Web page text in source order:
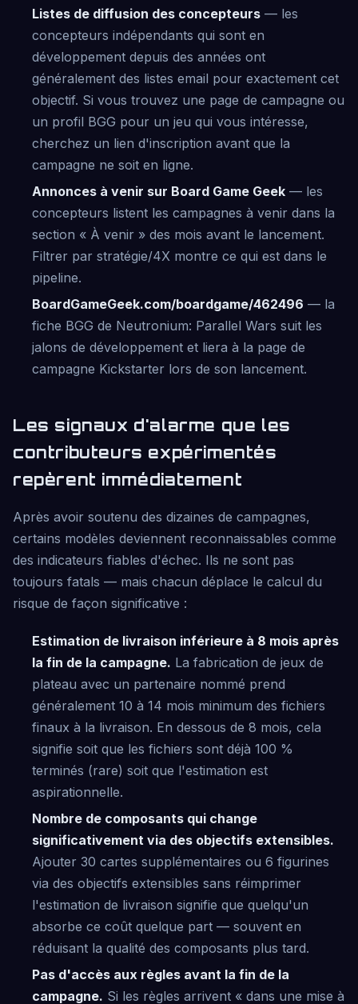
Listes de diffusion des concepteurs — les
concepteurs indépendants qui sont en
développement depuis des années ont
généralement des listes email pour exactement cet
objectif. Si vous trouvez une page de campagne ou
un profil BGG pour un jeu qui vous intéresse,
cherchez un lien d'inscription avant que la
campagne ne soit en ligne.
Annonces à venir sur Board Game Geek — les
concepteurs listent les campagnes à venir dans la
section « À venir » des mois avant le lancement.
Filtrer par stratégie/4X montre ce qui est dans le
pipeline.
BoardGameGeek.com/boardgame/462496 — la
fiche BGG de Neutronium: Parallel Wars suit les
jalons de développement et liera à la page de
campagne Kickstarter lors de son lancement.
Les signaux d'alarme que les
contributeurs expérimentés
repèrent immédiatement
Après avoir soutenu des dizaines de campagnes,
certains modèles deviennent reconnaissables comme
des indicateurs fiables d'échec. Ils ne sont pas
toujours fatals — mais chacun déplace le calcul du
risque de façon significative :
Estimation de livraison inférieure à 8 mois après
la fin de la campagne. La fabrication de jeux de
plateau avec un partenaire nommé prend
généralement 10 à 14 mois minimum des fichiers
finaux à la livraison. En dessous de 8 mois, cela
signifie soit que les fichiers sont déjà 100 %
terminés (rare) soit que l'estimation est
aspirationnelle.
Nombre de composants qui change
significativement via des objectifs extensibles.
Ajouter 30 cartes supplémentaires ou 6 figurines
via des objectifs extensibles sans réimprimer
l'estimation de livraison signifie que quelqu'un
absorbe ce coût quelque part — souvent en
réduisant la qualité des composants plus tard.
Pas d'accès aux règles avant la fin de la
campagne. Si les règles arrivent « dans une mise à